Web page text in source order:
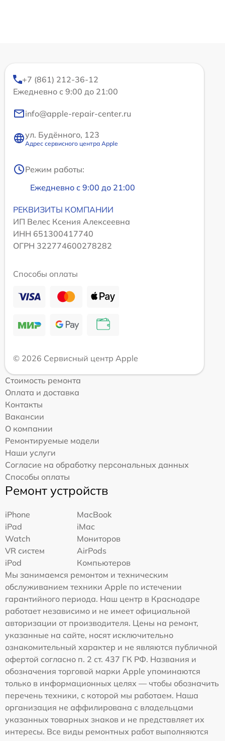
+7 (861) 212-36-12
Ежедневно с 9:00 до 21:00
info@apple-repair-center.ru
ул. Будённого, 123
Адрес сервисного центра Apple
Режим работы:
Ежедневно с 9:00 до 21:00
РЕКВИЗИТЫ КОМПАНИИ
ИП Велес Ксения Алексеевна
ИНН 651300417740
ОГРН 322774600278282
Способы оплаты
© 2026 Сервисный центр Apple
Стоимость ремонта
Оплата и доставка
Контакты
Вакансии
О компании
Ремонтируемые модели
Наши услуги
Согласие на обработку персональных данных
Способы оплаты
Ремонт устройств
iPhone
MacBook
iPad
iMac
Watch
Мониторов
VR систем
AirPods
iPod
Компьютеров
Мы занимаемся ремонтом и техническим
обслуживанием техники Apple по истечении
гарантийного периода. Наш центр в Краснодаре
работает независимо и не имеет официальной
авторизации от производителя. Цены на ремонт,
указанные на сайте, носят исключительно
ознакомительный характер и не являются публичной
офертой согласно п. 2 ст. 437 ГК РФ. Названия и
обозначения торговой марки Apple упоминаются
только в информационных целях — чтобы обозначить
перечень техники, с которой мы работаем. Наша
организация не аффилирована с владельцами
указанных товарных знаков и не представляет их
интересы. Все виды ремонтных работ выполняются